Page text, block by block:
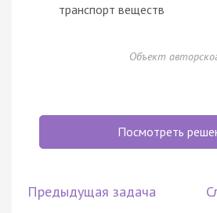
транспорт веществ
Объект
Посмотреть
Предыдущая задача